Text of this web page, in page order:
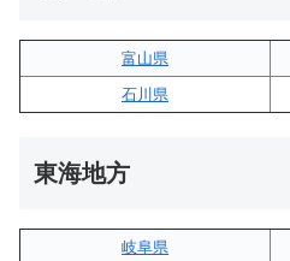
富山県
石川県
東海地方
岐阜県